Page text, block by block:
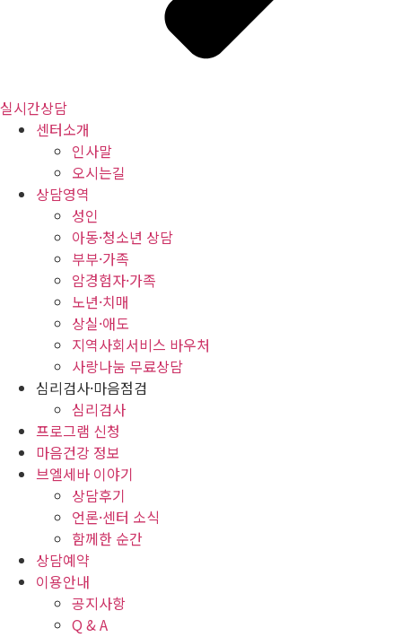
실시간상담
센터소개
인사말
오시는길
상담영역
성인
아동·청소년 상담
부부·가족
암경험자·가족
노년·치매
상실·애도
지역사회서비스 바우처
사랑나눔 무료상담
심리검사·마음점검
심리검사
프로그램 신청
마음건강 정보
브엘세바 이야기
상담후기
언론·센터 소식
함께한 순간
상담예약
이용안내
공지사항
Q & A